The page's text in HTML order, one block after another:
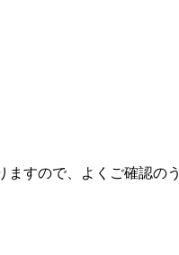
ますので、よくご確認の